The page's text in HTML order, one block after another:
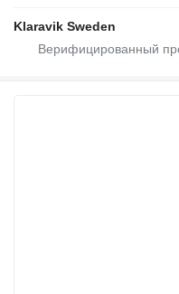
Klaravik Sweden